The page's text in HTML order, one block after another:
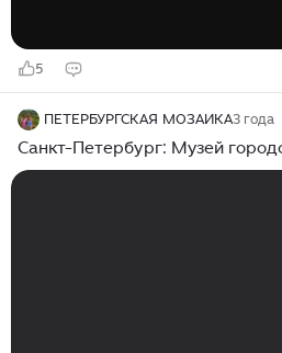
5
ПЕТЕРБУРГСКАЯ МОЗАИКА3 года
Санкт-Петербург: Музей